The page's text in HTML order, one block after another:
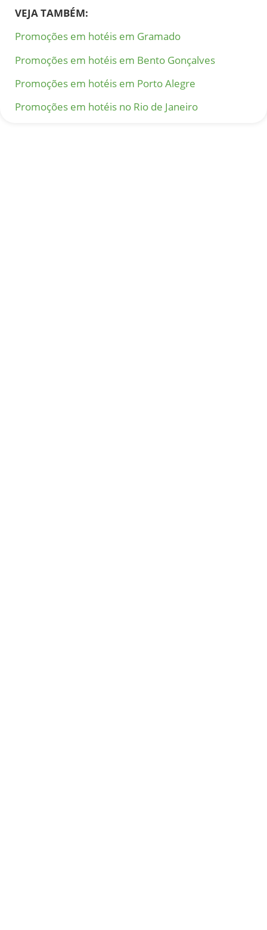
VEJA TAMBÉM:
Promoções em hotéis em Gramado
Promoções em hotéis em Bento Gonçalves
Promoções em hotéis em Porto Alegre
Promoções em hotéis no Rio de Janeiro